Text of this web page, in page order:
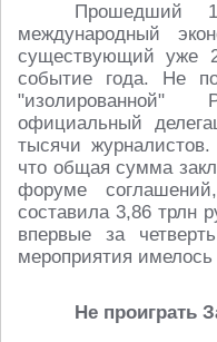
Прошедший
международный
существующий уже
событие года. Не
официальный
тысячи
что общая сумма
форуме
составила 3,86 трлн
впервые за
мероприятия
Не проиграть